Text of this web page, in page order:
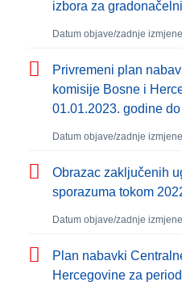
izbora za
Datum objave/zadnje
Privremeni plan
komisije Bosne i
01.01.2023. godine
Datum objave/zadnje
Obrazac zaključenih
sporazuma tokom
Datum objave/zadnje
Plan nabavki
Hercegovine za